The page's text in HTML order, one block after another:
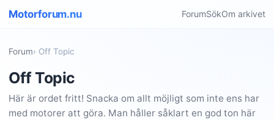
Motorforum.nu ForumSökOm arkivet
Forum› Off Topic
Off Topic
Här är ordet fritt! Snacka om allt möjligt som inte ens har
med motorer att göra. Man håller såklart en god ton här